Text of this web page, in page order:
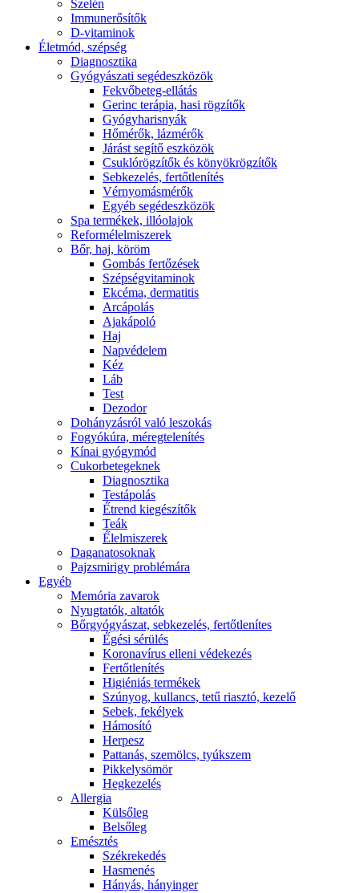
Szelén
Immunerősítők
D-vitaminok
Életmód, szépség
Diagnosztika
Gyógyászati segédeszközök
Fekvőbeteg-ellátás
Gerinc terápia, hasi rögzítők
Gyógyharisnyák
Hőmérők, lázmérők
Járást segítő eszközök
Csuklórögzítők és könyökrögzítők
Sebkezelés, fertőtlenítés
Vérnyomásmérők
Egyéb segédeszközök
Spa termékek, illóolajok
Reformélelmiszerek
Bőr, haj, köröm
Gombás fertőzések
Szépségvitaminok
Ekcéma, dermatitis
Arcápolás
Ajakápoló
Haj
Napvédelem
Kéz
Láb
Test
Dezodor
Dohányzásról való leszokás
Fogyókúra, méregtelenítés
Kínai gyógymód
Cukorbetegeknek
Diagnosztika
Testápolás
É́trend kiegészítők
Teák
É́lelmiszerek
Daganatosoknak
Pajzsmirigy problémára
Egyéb
Memória zavarok
Nyugtatók, altatók
Bőrgyógyászat, sebkezelés, fertőtlenítes
É́gési sérülés
Koronavírus elleni védekezés
Fertőtlenítés
Higiéniás termékek
Szúnyog, kullancs, tetű riasztó, kezelő
Sebek, fekélyek
Hámosító
Herpesz
Pattanás, szemölcs, tyúkszem
Pikkelysömör
Hegkezelés
Allergia
Külsőleg
Belsőleg
Emésztés
Székrekedés
Hasmenés
Hányás, hányinger